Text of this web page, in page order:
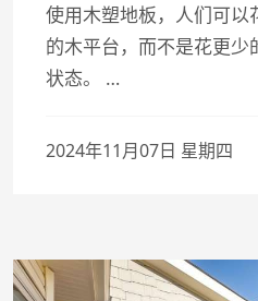
使用木塑地板，人们可以
的木平台，而不是花更
状态。 …
2024年11月07日 星期四